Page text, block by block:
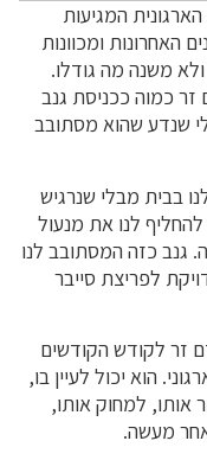
המגיעות
האחרונות ומכוונות
משנה מה גודלו.
כמוה ככניסת גנב
שנדע שהוא מסתובב
בבית מבלי שנרגיש
לנו את מנעול
גנב כזה המסתובב לנו
לפריצת סייבר
זר לקודש הקודשים
הוא יכול לעיין בו,
אותו, למחוק אותו,
מעשה.